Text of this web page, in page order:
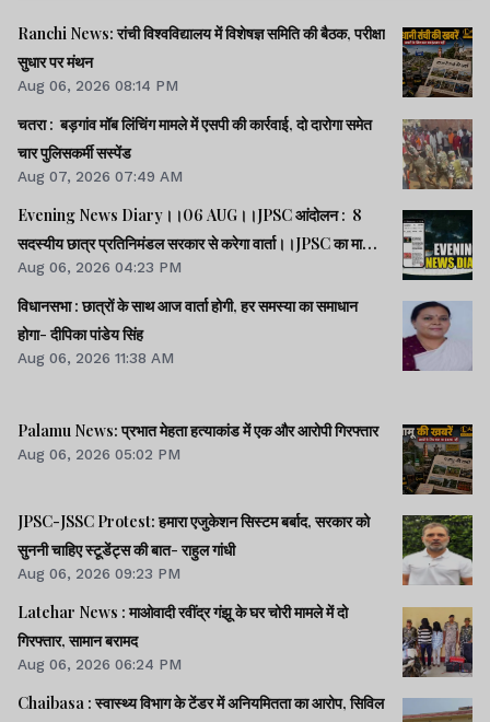
Ranchi News: रांची विश्वविद्यालय में विशेषज्ञ समिति की बैठक, परीक्षा
सुधार पर मंथन
Aug 06, 2026 08:14 PM
चतरा : बड़गांव मॉब लिंचिंग मामले में एसपी की कार्रवाई, दो दारोगा समेत
चार पुलिसकर्मी सस्पेंड
Aug 07, 2026 07:49 AM
Evening News Diary।।06 AUG।।JPSC आंदोलन : 8
सदस्यीय छात्र प्रतिनिमंडल सरकार से करेगा वार्ता।।JPSC का मामला
पेपर लीक का नहीं, बैक डोर से गलत नियुक्ति का है : किशोर।।BPSC
AEDO पेपर लीक : BARC का कर्मी रौशन अरेस्ट।।समेत कई खबरें
व वीडियो।।
Aug 06, 2026 04:23 PM
विधानसभा : छात्रों के साथ आज वार्ता होगी, हर समस्या का समाधान
होगा- दीपिका पांडेय सिंह
Aug 06, 2026 11:38 AM
Palamu News: प्रभात मेहता हत्याकांड में एक और आरोपी गिरफ्तार
Aug 06, 2026 05:02 PM
JPSC-JSSC Protest: हमारा एजुकेशन सिस्टम बर्बाद, सरकार को
सुननी चाहिए स्टूडेंट्स की बात- राहुल गांधी
Aug 06, 2026 09:23 PM
Latehar News : माओवादी रवींद्र गंझू के घर चोरी मामले में दो
गिरफ्तार, सामान बरामद
Aug 06, 2026 06:24 PM
Chaibasa : स्वास्थ्य विभाग के टेंडर में अनियमितता का आरोप, सिविल